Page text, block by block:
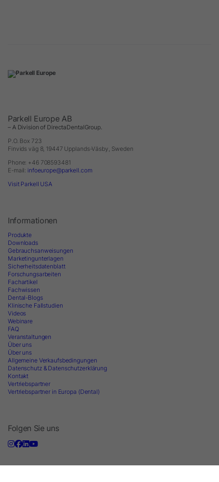
Parkell Europe AB
– A Division of DirectaDentalGroup.
P.O. Box 723
Finvids väg 8, 19447 Upplands-Väsby, Sweden
Phone: +46 708593481
E-mail: infoeurope@parkell.com
Visit Parkell USA
Informationen
Produkte
Downloads
Gebrauchsanweisungen
Marketingunterlagen
Sicherheitsdatenblatt
Forschungsarbeiten
Fachartikel
Fachwissen
Dental-Blogs
Klinische Fallstudien
Videos
Webinare
FAQ
Veranstaltungen
Über uns
Über uns
Allgemeine Verkaufsbedingungen
Datenschutz & Datenschutzerklärung
Kontakt
Vertriebspartner
Vertriebspartner in Europa (Dental)
Folgen Sie uns